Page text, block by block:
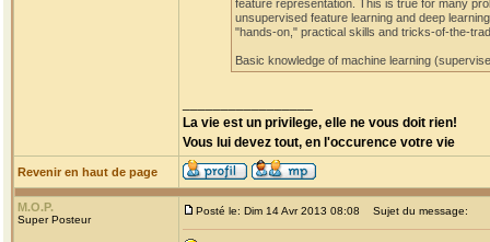
feature representation. This is true for many
unsupervised feature learning and deep
"hands-on," practical skills and tricks-of-the-
Basic knowledge of machine learning
La vie est un privilege, elle ne vous doit rien!
Vous lui devez tout, en l'occurence votre vie
Revenir en haut de page
M.O.P.
Super Posteur
Posté le: Dim 14 Avr 2013 08:08 Sujet du message: